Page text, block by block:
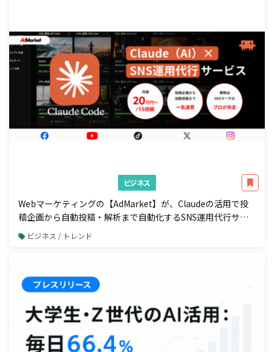
ビジネス
Webマーケティングの【AdMarket】が、Claudeの活用で投
稿企画から自動投稿・解析まで自動化するSNS運用代行サー
ビスの提供を開始
ビジネス / トレンド